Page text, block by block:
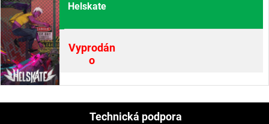
Helskate
Vyprodán
o
Technická podpora